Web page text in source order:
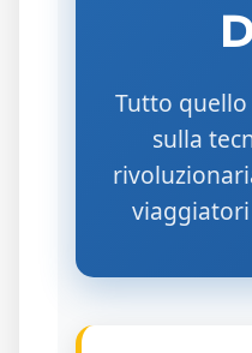
Tutto quello
sulla